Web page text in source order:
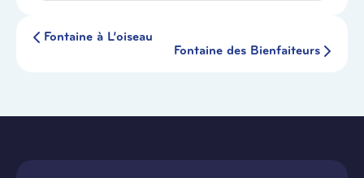
Fontaine à L’oiseau
Fontaine des Bienfaiteurs